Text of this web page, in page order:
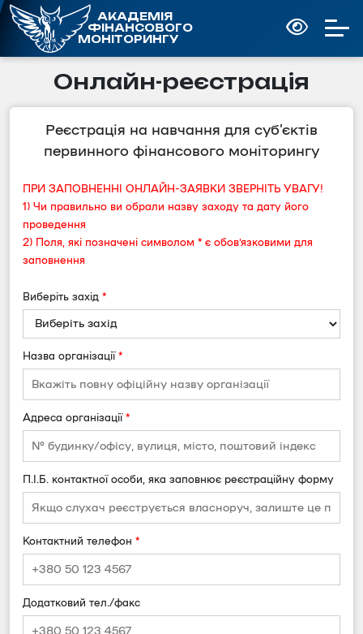
АКАДЕМІЯ
ФІНАНСОВОГО
МОНІТОРИНГУ
Онлайн-реєстрація
Реєстрація на навчання для суб’єктів
первинного фінансового моніторингу
ПРИ ЗАПОВНЕННІ ОНЛАЙН-ЗАЯВКИ ЗВЕРНІТЬ УВАГУ!
1) Чи правильно ви обрали назву заходу та дату його
проведення
2) Поля, які позначені символом * є обов’язковими для
заповнення
Виберіть захід *
Назва організації *
Адреса організації *
П.І.Б. контактної особи, яка заповнює реєстраційну форму
Контактний телефон *
Додатковий тел./факс